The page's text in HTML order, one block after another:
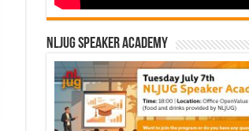
NLJUG Speaker Academy